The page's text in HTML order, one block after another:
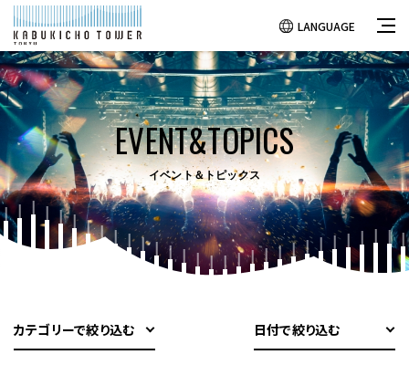
LANGUAGE
EVENT&TOPICS
イベント＆トピックス
カテゴリーで絞り込む 日付で絞り込む